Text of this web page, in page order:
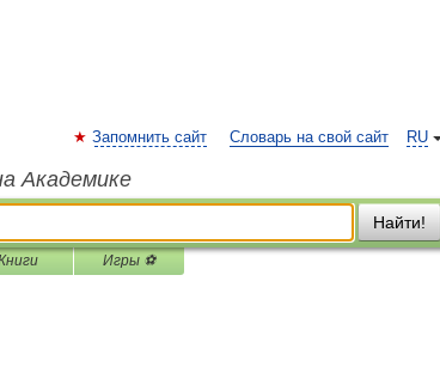
RU
Запомнить сайт Словарь на свой сайт
Академике
Найти!
Игры ⚽